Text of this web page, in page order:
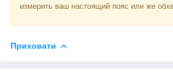
измерить ваш настоящий пояс или же
Приховати